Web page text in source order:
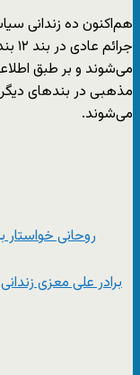
هم‌اکنون ده زندانی
مذهبی در بندهای دیگر
می‌شوند.
روحانی
برادر علی معزی